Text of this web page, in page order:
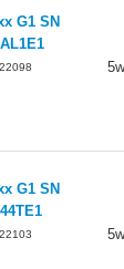
G1 SN
G1 SN